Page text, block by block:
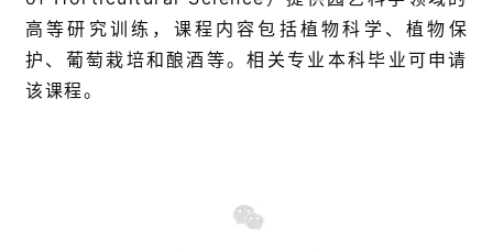
高等研究训练，课程内容包括植物科学、植物保
护、葡萄栽培和酿酒等。相关专业本科毕业可申请
该课程。